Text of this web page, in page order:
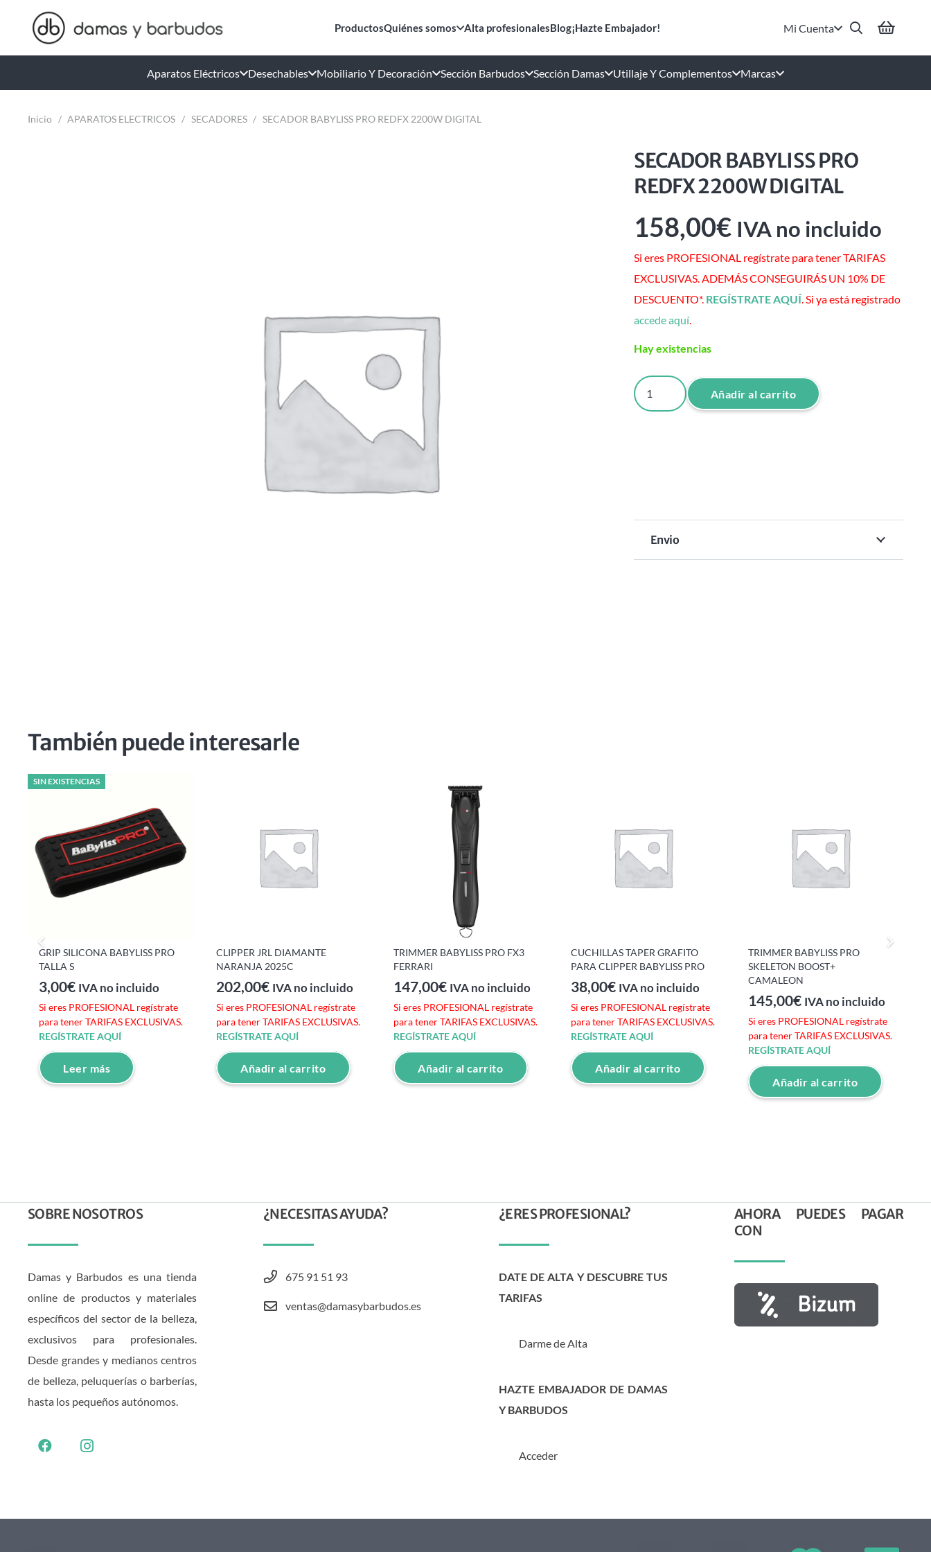
ProductosQuiénes somos Alta profesionalesBlog¡Hazte Embajador! Mi Cuenta
Aparatos Eléctricos Desechables Mobiliario Y Decoración Sección Barbudos Sección Damas Utillaje Y Complementos Marcas
Inicio / APARATOS ELECTRICOS / SECADORES / SECADOR BABYLISS PRO REDFX 2200W DIGITAL
SECADOR BABYLISS PRO
REDFX 2200W DIGITAL
158,00€ IVA no incluido
Si eres PROFESIONAL regístrate para tener TARIFAS
EXCLUSIVAS. ADEMÁS CONSEGUIRÁS UN 10% DE
DESCUENTO*. REGÍSTRATE AQUÍ. Si ya está registrado
accede aquí.
Hay existencias
SECADOR
BABYLISS
Añadir al carrito
Envio
También puede interesarle
SIN EXISTENCIAS
GRIP SILICONA BABYLISS PRO
TALLA S
3,00€ IVA no incluido
Si eres PROFESIONAL regístrate
para tener TARIFAS EXCLUSIVAS.
REGÍSTRATE AQUÍ
Leer más
CLIPPER JRL DIAMANTE
NARANJA 2025C
202,00€ IVA no incluido
Si eres PROFESIONAL regístrate
para tener TARIFAS EXCLUSIVAS.
REGÍSTRATE AQUÍ
Añadir al carrito
TRIMMER BABYLISS PRO FX3
FERRARI
147,00€ IVA no incluido
Si eres PROFESIONAL regístrate
para tener TARIFAS EXCLUSIVAS.
REGÍSTRATE AQUÍ
Añadir al carrito
CUCHILLAS TAPER GRAFITO
PARA CLIPPER BABYLISS PRO
38,00€ IVA no incluido
Si eres PROFESIONAL regístrate
para tener TARIFAS EXCLUSIVAS.
REGÍSTRATE AQUÍ
Añadir al carrito
TRIMMER BABYLISS PRO
SKELETON BOOST+
CAMALEON
145,00€ IVA no incluido
Si eres PROFESIONAL regístrate
para tener TARIFAS EXCLUSIVAS.
REGÍSTRATE AQUÍ
Añadir al carrito
SOBRE NOSOTROS
Damas y Barbudos es una tienda
online de productos y materiales
específicos del sector de la belleza,
exclusivos para profesionales.
Desde grandes y medianos centros
de belleza, peluquerías o barberías,
hasta los pequeños autónomos.
¿NECESITAS AYUDA?
675 91 51 93
ventas@damasybarbudos.es
¿ERES PROFESIONAL?
DATE DE ALTA Y DESCUBRE TUS
TARIFAS
Darme de Alta
HAZTE EMBAJADOR DE DAMAS
Y BARBUDOS
Acceder
AHORA PUEDES PAGAR
CON